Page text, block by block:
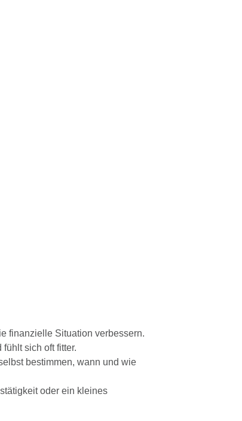
finanzielle Situation verbessern.
sich oft fitter.
bestimmen, wann und wie
oder ein kleines